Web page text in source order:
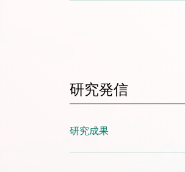
研究発信
研究成果